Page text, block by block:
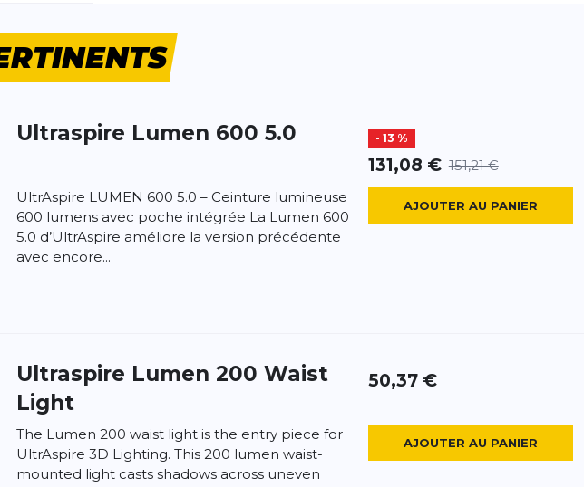
Ultraspire Lumen 600 5.0 - 13 %
131,08 € 151,21 €
UltrAspire LUMEN 600 5.0 – Ceinture lumineuse
600 lumens avec poche intégrée La Lumen 600
5.0 d’UltrAspire améliore la version précédente
avec encore...
AJOUTER AU PANIER
Ultraspire Lumen 200 Waist
Light
50,37 €
The Lumen 200 waist light is the entry piece for
UltrAspire 3D Lighting. This 200 lumen waist-
mounted light casts shadows across uneven
AJOUTER AU PANIER